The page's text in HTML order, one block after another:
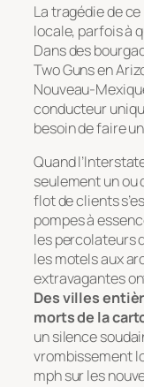
La tragédie de
locale, parfois à
Dans des
Two Guns en
Nouveau-
conducteur
besoin de faire
Quand
seulement un ou
flot de clients
pompes à
les percolateurs
les motels aux
extravagantes
Des villes
morts de la
un silence
vrombissement
mph sur les